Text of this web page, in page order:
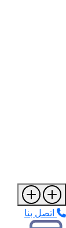
اتصل بنا